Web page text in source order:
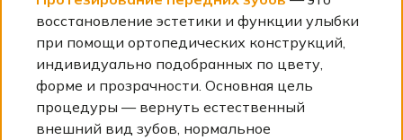
восстановление эстетики и функции улыбки
при помощи ортопедических конструкций,
индивидуально подобранных по цвету,
форме и прозрачности. Основная цель
процедуры — вернуть естественный
внешний вид зубов, нормальное